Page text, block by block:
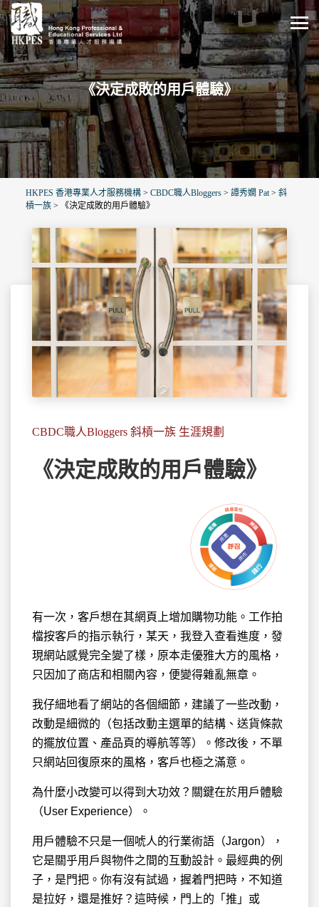
《決定成敗的用戶體驗》
HKPES 香港專業人才服務機構 > CBDC職人Bloggers > 譚秀嫺 Pat> 斜
槓一族 > 《決定成敗的用戶體驗》
CBDC職人Bloggers 斜槓一族 生涯規劃
《決定成敗的用戶體驗》
有一次，客戶想在其網頁上增加購物功能。工作拍
檔按客戶的指示執行，某天，我登入查看進度，發
現網站感覺完全變了樣，原本走優雅大方的風格，
只因加了商店和相關內容，便變得雜亂無章。
我仔細地看了網站的各個細節，建議了一些改動，
改動是細微的（包括改動主選單的結構、送貨條款
的擺放位置、產品頁的導航等等）。修改後，不單
只網站回復原來的風格，客戶也極之滿意。
為什麼小改變可以得到大功效？關鍵在於用戶體驗
（User Experience）。
用戶體驗不只是一個唬人的行業術語（Jargon），
它是關乎用戶與物件之間的互動設計。最經典的例
子，是門把。你有沒有試過，握着門把時，不知道
是拉好，還是推好？這時候，門上的「推」或